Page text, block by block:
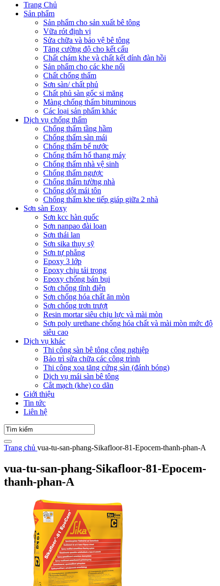
Trang Chủ
Sản phẩm
Sản phẩm cho sản xuất bê tông
Vữa rót định vị
Sửa chữa và bảo vệ bê tông
Tăng cường độ cho kết cấu
Chất chám khe và chất kết dính đàn hồi
Sản phẩm cho các khe nối
Chất chống thấm
Sơn sàn/ chất phủ
Chất phủ sàn gốc si măng
Màng chống thấm bituminous
Các loại sản phẩm khác
Dịch vụ chống thấm
Chống thấm tầng hầm
Chống thấm sàn mái
Chống thấm bể nước
Chống thấm hố thang máy
Chống thấm nhà vệ sinh
Chống thấm ngược
Chống thấm tường nhà
Chống dột mái tôn
Chống thấm khe tiếp giáp giữa 2 nhà
Sơn sàn Eoxy
Sơn kcc hàn quốc
Sơn nanpao đài loan
Sơn thái lan
Sơn sika thụy sỹ
Sơn tự phẳng
Epoxy 3 lớp
Epoxy chịu tải trọng
Epoxy chống bán bụi
Sơn chống tĩnh điện
Sơn chống hóa chất ăn mòn
Sơn chống trơn trượt
Resin mortar siêu chịu lực và mài mòn
Sơn poly urethane chống hóa chất và mài mòn mức độ
siêu cao
Dịch vụ khác
Thi công sàn bê tông công nghiệp
Bảo trì sửa chữa các công trình
Thi công xoa tăng cứng sàn (đánh bóng)
Dịch vụ mái sàn bê tông
Cắt mạch (khe) co dãn
Giới thiệu
Tin tức
Liên hệ
Trang chủ vua-tu-san-phang-Sikafloor-81-Epocem-thanh-phan-A
vua-tu-san-phang-Sikafloor-81-Epocem-
thanh-phan-A